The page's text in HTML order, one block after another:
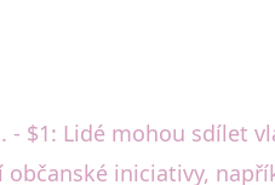
$1: Lidé mohou sdílet
iniciativy,